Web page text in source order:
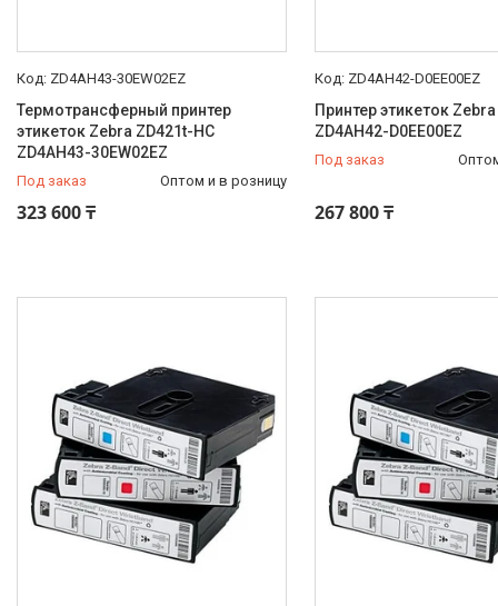
ZD4AH43-30EW02EZ
Термотрансферный принтер
этикеток Zebra ZD421t-HC
ZD4AH43-30EW02EZ
Под заказ Оптом и в розницу
323 600 ₸
ZD4AH42-D0EE00EZ
Принтер этикеток
ZD4AH42-D0EE00EZ
Под заказ
267 800 ₸